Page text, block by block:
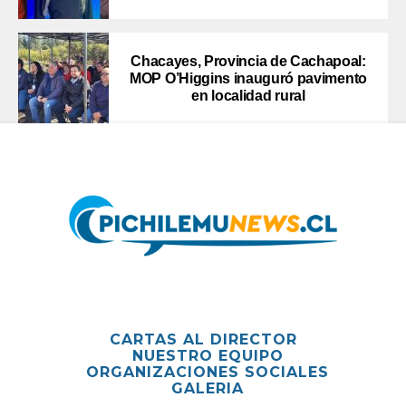
Chacayes, Provincia de Cachapoal:
MOP O’Higgins inauguró pavimento
en localidad rural
CARTAS AL DIRECTOR
NUESTRO EQUIPO
ORGANIZACIONES SOCIALES
GALERIA